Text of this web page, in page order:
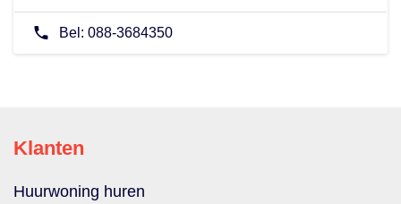
Bel: 088-3684350
Klanten
Huurwoning huren